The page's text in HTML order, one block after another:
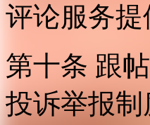
评论服务
第十条 跟
投诉举报